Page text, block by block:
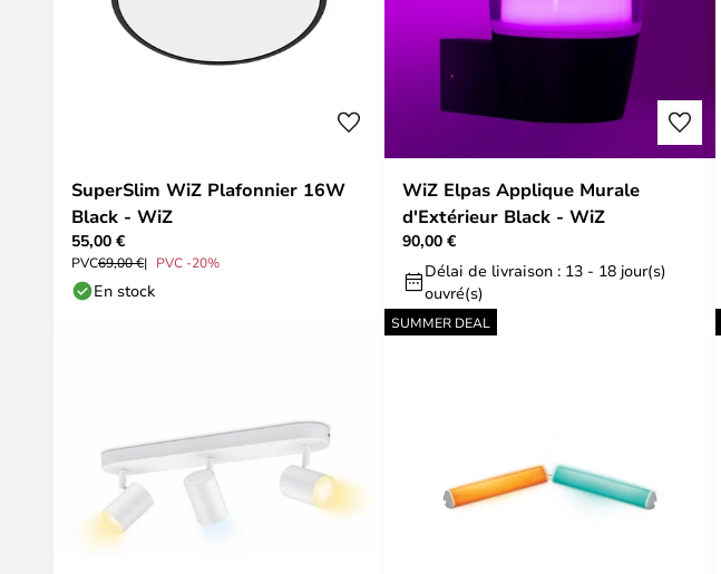
SuperSlim WiZ Plafonnier 16W
Black - WiZ
55,00 €
PVC69,00 € PVC -20%
En stock
WiZ Elpas Applique Murale
d'Extérieur Black - WiZ
90,00 €
Délai de livraison : 13 - 18 jour(s)
ouvré(s)
SUMMER DEAL